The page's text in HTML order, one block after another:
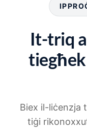
It-triq
Biex il-liċenzja
tiġi